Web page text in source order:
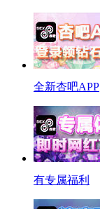
全新杏吧APP
有专属福利